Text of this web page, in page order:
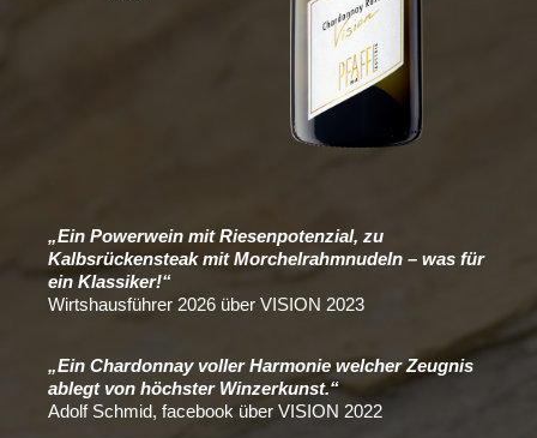
„Ein Powerwein mit Riesenpotenzial, zu
Kalbsrückensteak mit Morchelrahmnudeln – was für
ein Klassiker!“
Wirtshausführer 2026 über VISION 2023
„Ein Chardonnay voller Harmonie welcher Zeugnis
ablegt von höchster Winzerkunst.“
Adolf Schmid, facebook über VISION 2022